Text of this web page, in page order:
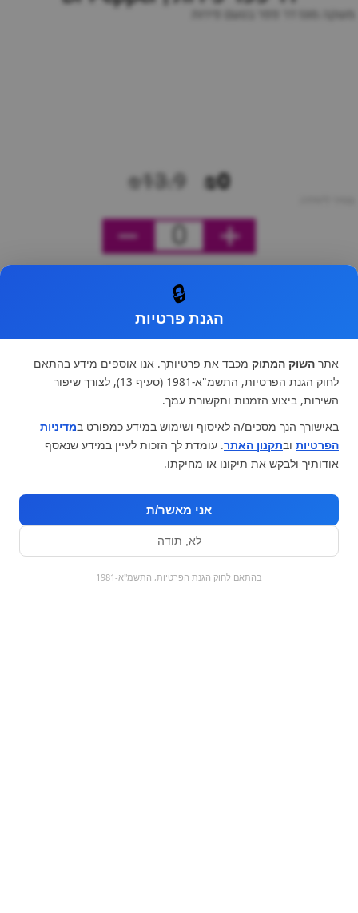
כל המוצרים
0
הקניות שלי מבצעים
משקה מוגז דר פפר בטעם פירות
₪0
₪13.9
0
🔒
הגנת פרטיות
אתר השוק המתוק מכבד את פרטיותך. אנו אוספים מידע בהתאם
לחוק הגנת הפרטיות, התשמ"א-1981 (סעיף 13), לצורך שיפור
השירות, ביצוע הזמנות ותקשורת עמך.
באישורך הנך מסכים/ה לאיסוף ושימוש במידע כמפורט במדיניות
הפרטיות ובתקנון האתר. עומדת לך הזכות לעיין במידע שנאסף
אודותיך ולבקש את תיקונו או מחיקתו.
אני מאשר/ת
לא, תודה
בהתאם לחוק הגנת הפרטיות, התשמ"א-1981